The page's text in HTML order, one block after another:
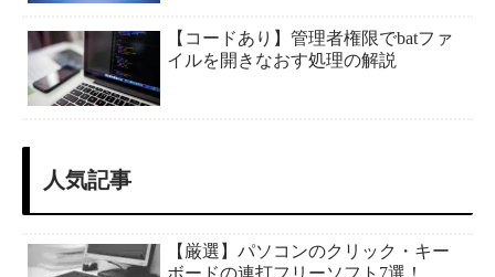
【コードあり】管理者権限でbatファ
イルを開きなおす処理の解説
人気記事
【厳選】パソコンのクリック・キー
ボードの連打フリーソフト7選！